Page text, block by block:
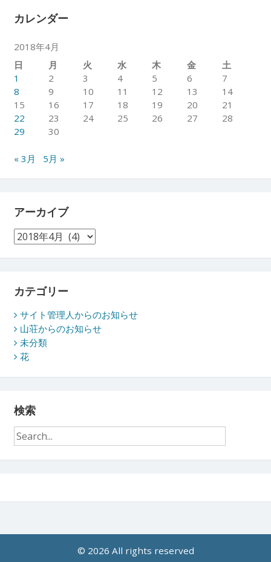
カレンダー
2018年4月
日
月 火 水 木 金
土
1
2 3 4 5 6
7
8
9 10 11 12 13
14
15
16 17 18 19 20
21
22
23 24 25 26 27
28
29
30
« 3月 5月 »
アーカイブ
ア
ー
カ
ブ
カテゴリー
サイト管理人からのお知らせ
山荘からのお知らせ
未分類
花
検索
© 2026 All rights reserved